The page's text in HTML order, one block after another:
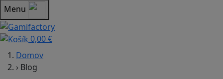
Menu
0,00 €
Domov
› Blog